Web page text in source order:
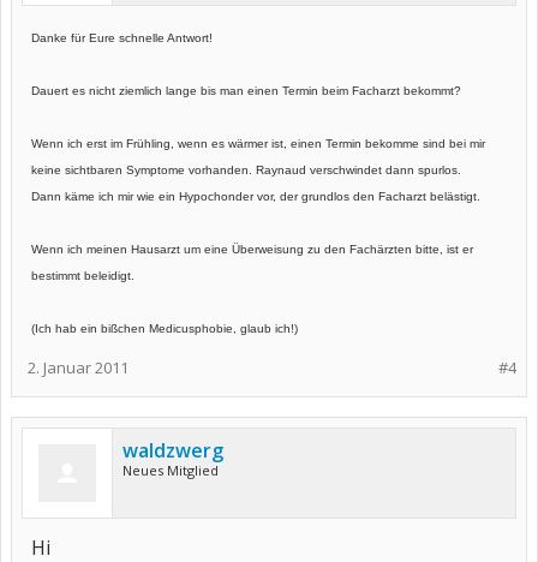
Danke für Eure schnelle Antwort!
Dauert es nicht ziemlich lange bis man einen Termin beim Facharzt bekommt?
Wenn ich erst im Frühling, wenn es wärmer ist, einen Termin bekomme sind bei mir
keine sichtbaren Symptome vorhanden. Raynaud verschwindet dann spurlos.
Dann käme ich mir wie ein Hypochonder vor, der grundlos den Facharzt belästigt.
Wenn ich meinen Hausarzt um eine Überweisung zu den Fachärzten bitte, ist er
bestimmt beleidigt.
(Ich hab ein bißchen Medicusphobie, glaub ich!)
#4
2. Januar 2011
waldzwerg
Neues Mitglied
Hi